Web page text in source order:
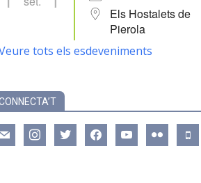
Els Hostalets de
Pierola
tots els esdeveniments
instagramtwitter facebookyoutube flickr mobile